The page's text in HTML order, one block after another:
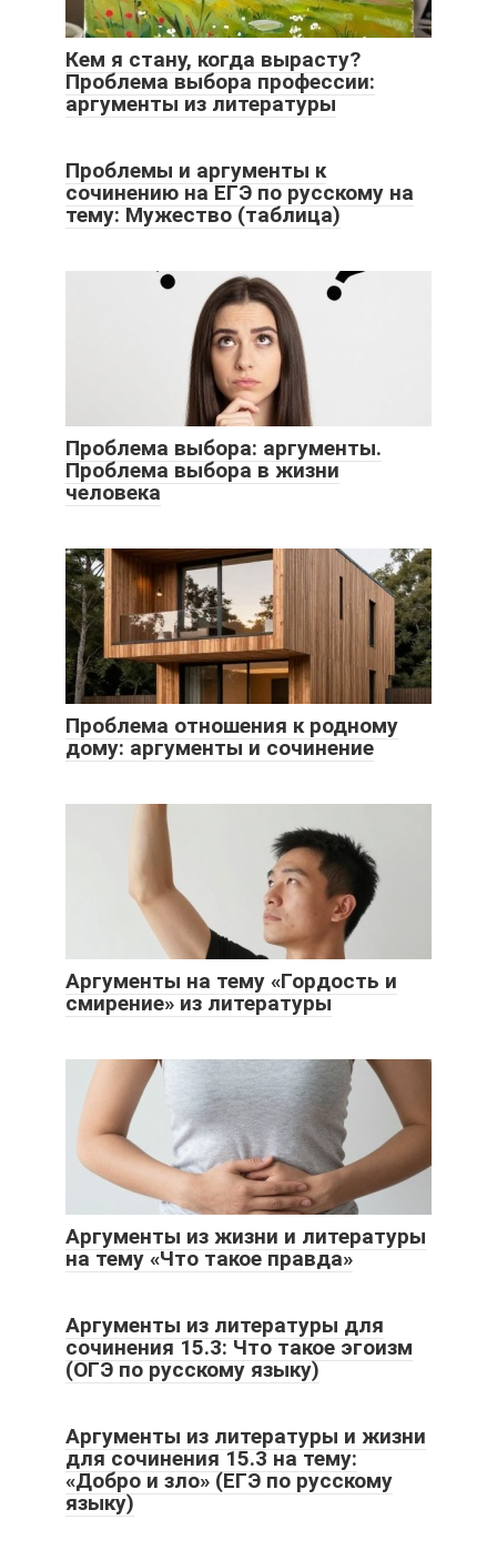
Кем я стану, когда вырасту?
Проблема выбора профессии:
аргументы из литературы
Проблемы и аргументы к
сочинению на ЕГЭ по русскому на
тему: Мужество (таблица)
Проблема выбора: аргументы.
Проблема выбора в жизни
человека
Проблема отношения к родному
дому: аргументы и сочинение
Аргументы на тему «Гордость и
смирение» из литературы
Аргументы из жизни и литературы
на тему «Что такое правда»
Аргументы из литературы для
сочинения 15.3: Что такое эгоизм
(ОГЭ по русскому языку)
Аргументы из литературы и жизни
для сочинения 15.3 на тему:
«Добро и зло» (ЕГЭ по русскому
языку)